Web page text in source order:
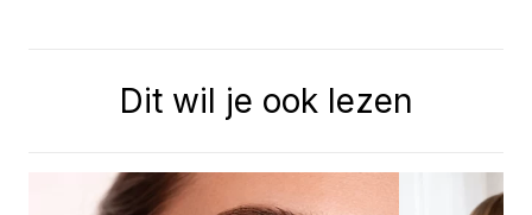
Dit wil je ook lezen